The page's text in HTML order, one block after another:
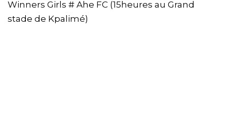
Winners Girls # Ahe FC (15heures au Grand
stade de Kpalimé)